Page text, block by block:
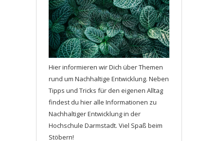
Hier informieren wir Dich über Themen
rund um Nachhaltige Entwicklung. Neben
Tipps und Tricks für den eigenen Alltag
findest du hier alle Informationen zu
Nachhaltiger Entwicklung in der
Hochschule Darmstadt. Viel Spaß beim
Stöbern!